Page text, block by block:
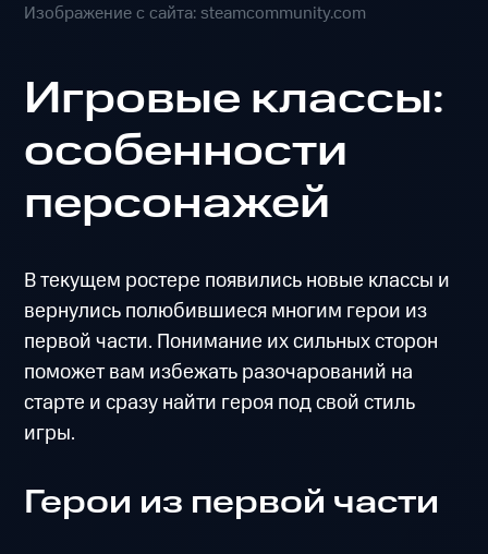
Изображение с сайта: steamcommunity.com
Игровые классы:
особенности
персонажей
В текущем ростере появились новые классы и
вернулись полюбившиеся многим герои из
первой части. Понимание их сильных сторон
поможет вам избежать разочарований на
старте и сразу найти героя под свой стиль
игры.
Герои из первой части